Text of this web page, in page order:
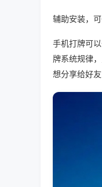
辅助安装，
手机打牌可
牌系统规律
想分享给好